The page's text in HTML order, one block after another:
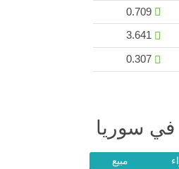
سوريا
مبيع